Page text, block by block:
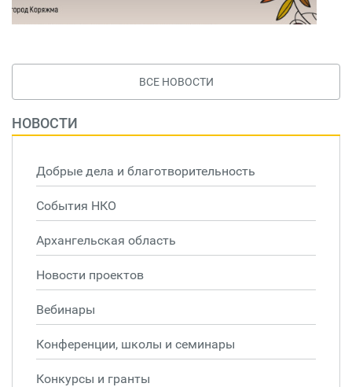
ВСЕ НОВОСТИ
НОВОСТИ
Добрые дела и благотворительность
События НКО
Архангельская область
Новости проектов
Вебинары
Конференции, школы и семинары
Конкурсы и гранты